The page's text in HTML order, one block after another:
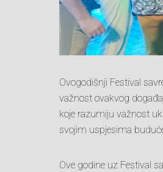
Ovogodišnji Festival
važnost ovakvog
koje razumiju važnost
svojim uspjesima
Ove godine uz Festival